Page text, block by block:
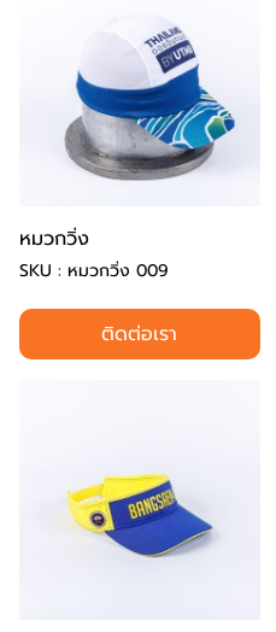
หมวกวิ่ง
SKU : หมวกวิ่ง 009
ติดต่อเรา